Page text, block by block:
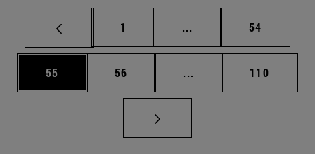
Página
1 ... Páginas intermedias
Página
54
Página
55 Página
56 ... Páginas intermedias
Página
110